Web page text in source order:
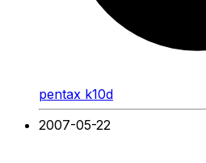
pentax k10d
2007-05-22